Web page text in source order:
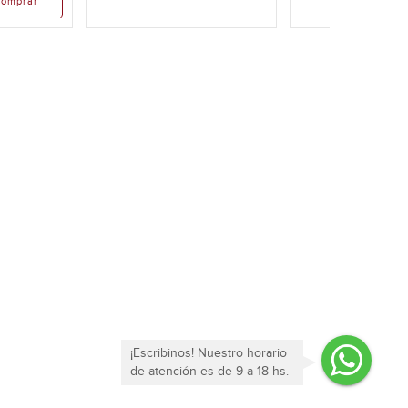
¡Escribinos! Nuestro horario
de atención es de 9 a 18 hs.